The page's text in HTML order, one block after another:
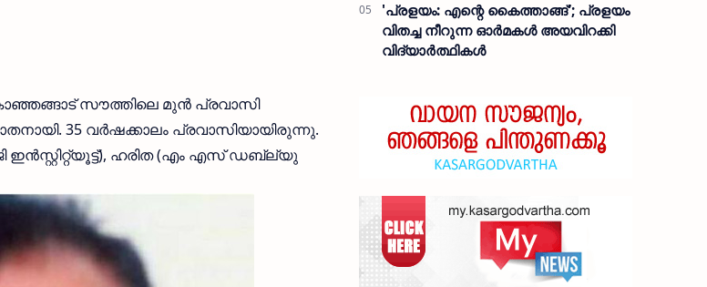
സൗത്തിലെ മുന്‍ പ്രവാസി
35 വര്‍ഷക്കാലം പ്രവാസിയായിരുന്നു.
ഇന്‍സ്റ്റിറ്റ്യൂട്ട്), ഹരിത (എം എസ് ഡബ്ല്യു
'പ്രളയം: എന്റെ കൈത്താങ്ങ്'; പ്രളയം
വിതച്ച നീറുന്ന ഓര്‍മകള്‍ അയവിറക്കി
വിദ്യാര്‍ത്ഥികള്‍